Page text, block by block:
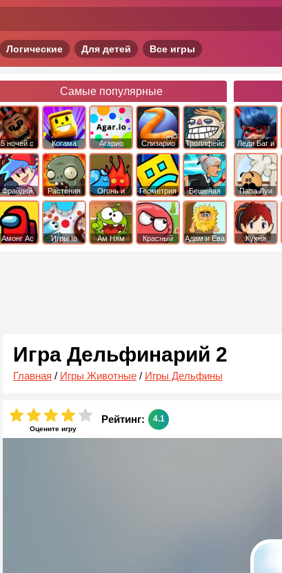
Логические Для детей Все игры
Самые популярные
5 ночей с
фредди
Когама Агарио Слизарио
Троллфейс
квест
Фрайдей
Найт
Фанкин
Растения
против
Зомби
Огонь и
Вода
Геометрия
Даш
Бешеная
бабка
сбежала из
психушки
Амонг Ас Игры Io Ам Ням
Красный
Адам и Ева
Леди Баг и
Супер Кот
Папа Луи
Кухня
Игра Дельфинарий 2
Главная / Игры Животные / Игры Дельфины
Оцените игру
Рейтинг: 4.1